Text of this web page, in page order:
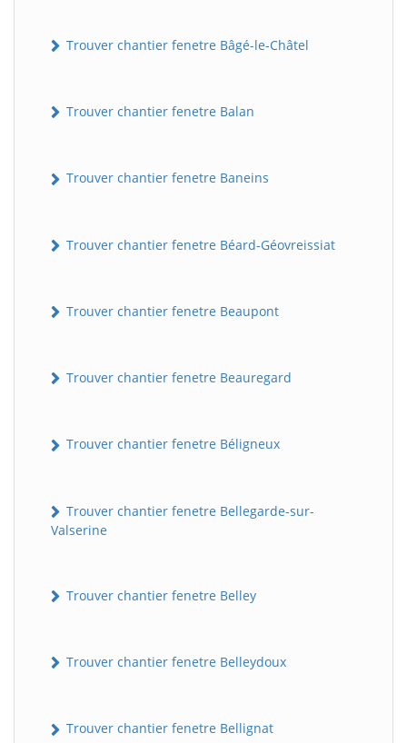
Trouver chantier fenetre Bâgé-le-Châtel
Trouver chantier fenetre Balan
Trouver chantier fenetre Baneins
Trouver chantier fenetre Béard-Géovreissiat
Trouver chantier fenetre Beaupont
Trouver chantier fenetre Beauregard
Trouver chantier fenetre Béligneux
Trouver chantier fenetre Bellegarde-sur-
Valserine
Trouver chantier fenetre Belley
Trouver chantier fenetre Belleydoux
Trouver chantier fenetre Bellignat